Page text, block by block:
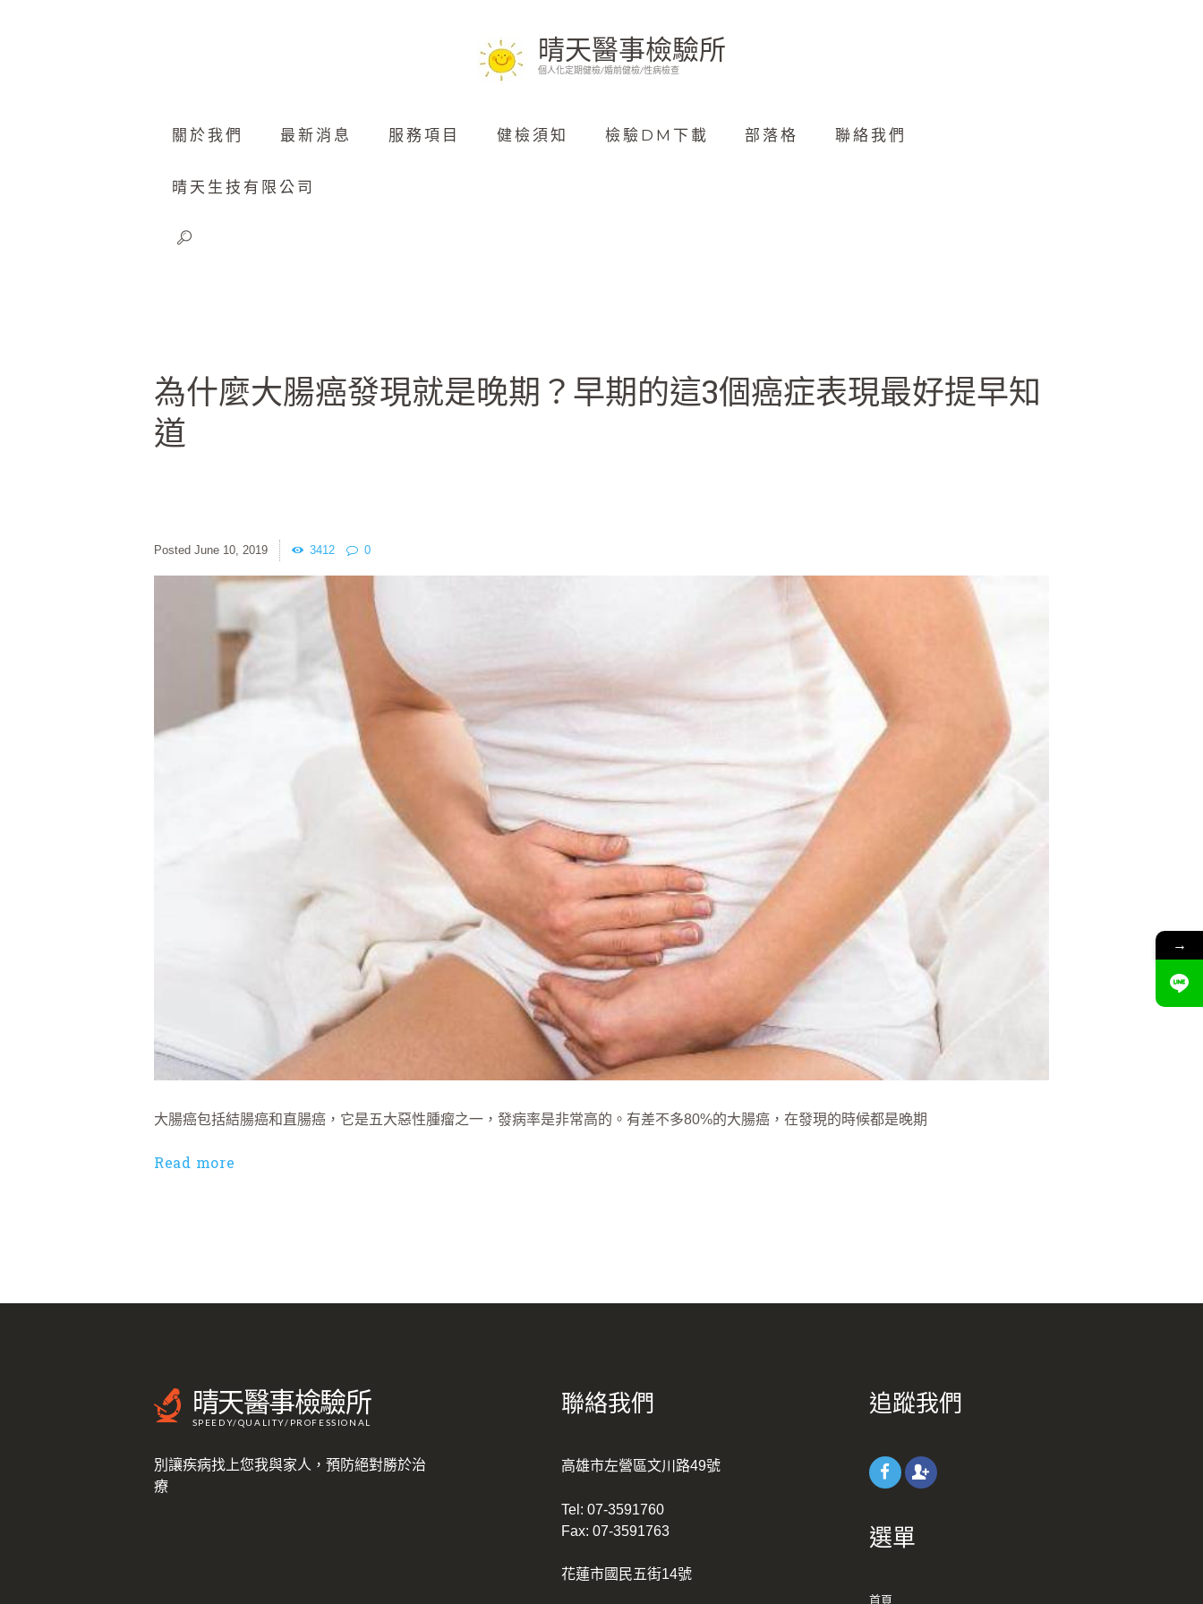
晴天醫事檢驗所
個人化定期健檢/婚前健檢/性病檢查
關於我們 最新消息 服務項目 健檢須知 檢驗DM下載 部落格 聯絡我們
晴天生技有限公司
為什麼大腸癌發現就是晚期？早期的這3個癌症表現最好提早知
道
June 10, 2019 3412 0
大腸癌包括結腸癌和直腸癌，它是五大惡性腫瘤之一，發病率是非常高的。有差不多80%的大腸癌，在發現的時候都是晚期
Read more
晴天醫事檢驗所
SPEEDY/QUALITY/PROFESSIONAL
別讓疾病找上您我與家人，預防絕對勝於治
療
聯絡我們
高雄市左營區文川路49號
Tel:07-3591760
Fax: 07-3591763
花蓮市國民五街14號
追蹤我們
選單
首頁
→